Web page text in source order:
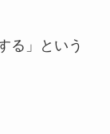
る」という